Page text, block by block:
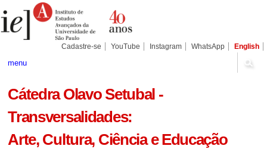
para
conteúdo.
Pessoais
Cadastre-se YouTube Instagram WhatsApp English
menu
Cátedra Olavo Setubal -
Transversalidades:
Arte, Cultura, Ciência e Educação